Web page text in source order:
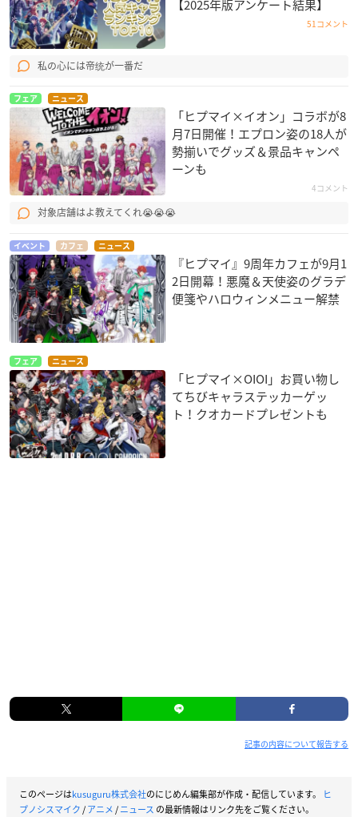
【2025年版アンケート結果】
51コメント
私の心には帝统が一番だ
フェア ニュース
「ヒプマイ×イオン」コラボが8
月7日開催！エプロン姿の18人が
勢揃いでグッズ＆景品キャンペ
ーンも
4コメント
対象店舗はよ教えてくれ😭😭😭
イベント カフェ ニュース
『ヒプマイ』9周年カフェが9月1
2日開幕！悪魔＆天使姿のグラデ
便箋やハロウィンメニュー解禁
フェア ニュース
「ヒプマイ×OIOI」お買い物し
てちびキャラステッカーゲッ
ト！クオカードプレゼントも
記事の内容について報告する
このページはkusuguru株式会社のにじめん編集部が作成・配信しています。
ヒ
プノシスマイク/アニメ/ニュース の最新情報はリンク先をご覧ください。